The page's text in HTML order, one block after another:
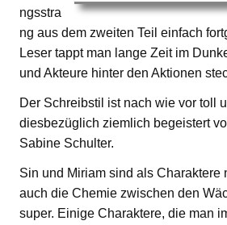
ngsstra
ng aus dem zweiten Teil einfach
Leser tappt man lange Zeit im
und Akteure hinter den Aktionen
Der Schreibstil ist nach wie vor toll
diesbezüglich ziemlich begeistert
Sabine Schulter.
Sin und Miriam sind als Charaktere
auch die Chemie zwischen den
super. Einige Charaktere, die man